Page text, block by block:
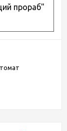
прораб"